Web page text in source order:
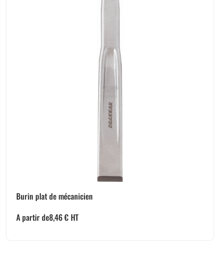
Burin plat de mécanicien
A partir de8,46€ HT